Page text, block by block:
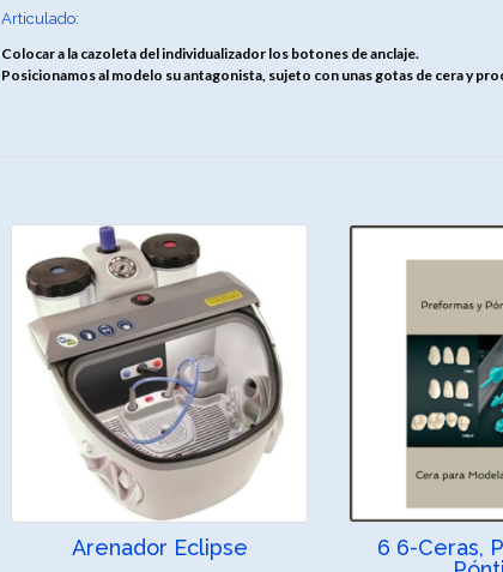
Articulado:
Colocar a la cazoleta del individualizador los botones de anclaje.
Posicionamos al modelo su antagonista, sujeto con unas gotas de cera y
Arenador Eclipse
6 6-Ceras,